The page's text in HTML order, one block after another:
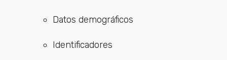
Datos demográficos
Identificadores